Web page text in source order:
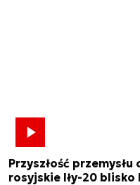
Przyszłość
rosyjskie Iły-20 blisko